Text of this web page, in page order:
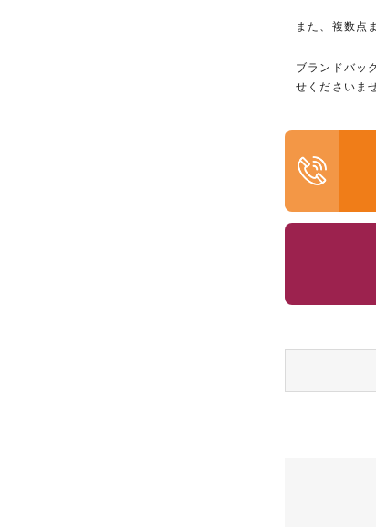
また、複数点
ブランドバッ
せくださいま